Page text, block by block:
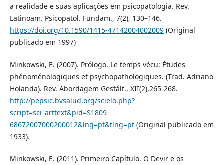
a realidade e suas aplicações em psicopatologia. Rev.
Latinoam. Psicopatol. Fundam., 7(2), 130–146.
https://doi.org/10.1590/1415-47142004002009(Original
publicado em 1997)
Minkowski, E. (2007). Prólogo. Le temps vécu: Études
phénoménologiques et psychopathologiques. (Trad. Adriano
Holanda). Rev. Abordagem Gestált., XII(2),265-268.
http://pepsic.bvsalud.org/scielo.php?
script=sci_arttext&pid=S1809-
68672007000200012&lng=pt&tlng=pt(Original publicado em
1933).
Minkowski, E. (2011). Primeiro Capítulo. O Devir e os